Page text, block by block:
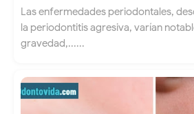
Las enfermedades periodontales,
la periodontitis agresiva, varían
gravedad,......